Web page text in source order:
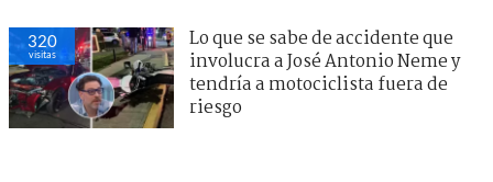
320
visitas
Lo que se sabe de accidente que
involucra a José Antonio Neme y
tendría a motociclista fuera de
riesgo